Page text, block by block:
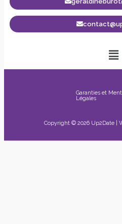
Garanties et
Légales
Copyright © 2026 Up2Date |